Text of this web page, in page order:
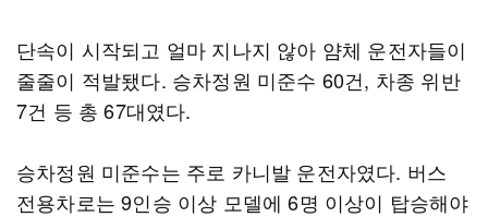
단속이 시작되고 얼마 지나지 않아 얌체 운전자들이
줄줄이 적발됐다. 승차정원 미준수 60건, 차종 위반
7건 등 총 67대였다.
승차정원 미준수는 주로 카니발 운전자였다. 버스
전용차로는 9인승 이상 모델에 6명 이상이 탑승해야